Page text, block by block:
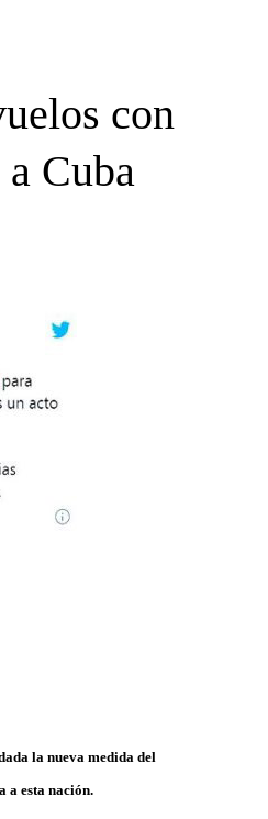
con
Cuba
la nueva medida del
a esta nación.